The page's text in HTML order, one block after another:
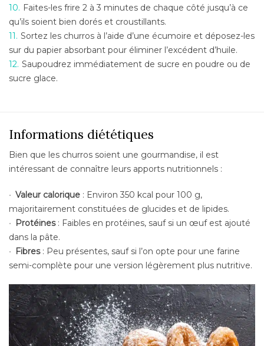
Faites-les frire 2 à 3 minutes de chaque côté jusqu’à ce
qu’ils soient bien dorés et croustillants.
Sortez les churros à l’aide d’une écumoire et déposez-les
sur du papier absorbant pour éliminer l’excédent d’huile.
Saupoudrez immédiatement de sucre en poudre ou de
sucre glace.
Informations diététiques
Bien que les churros soient une gourmandise, il est
intéressant de connaître leurs apports nutritionnels :
Valeur calorique : Environ 350 kcal pour 100 g,
majoritairement constituées de glucides et de lipides.
Protéines: Faibles en protéines, sauf si un œuf est ajouté
dans la pâte.
Fibres: Peu présentes, sauf si l’on opte pour une farine
semi-complète pour une version légèrement plus nutritive.